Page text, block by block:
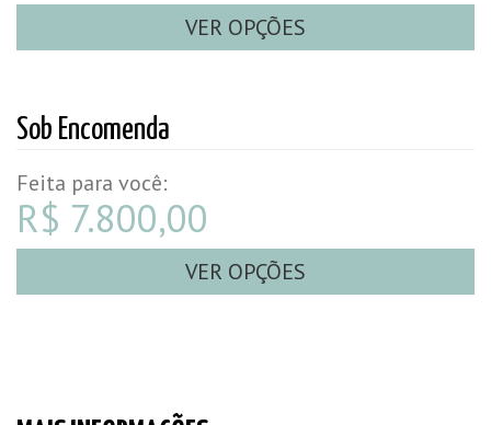
VER OPÇÕES
Sob Encomenda
Feita para você:
R$ 7.800,00
VER OPÇÕES